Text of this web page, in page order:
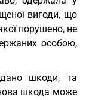
вигоди, що
порушено, не
особою,
шкоди, та
шкода може